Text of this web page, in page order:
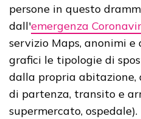
persone in questo
dall'emergenza
servizio Maps, anonimi
grafici le tipologie di
dalla propria abitazione,
di partenza, transito e
supermercato,